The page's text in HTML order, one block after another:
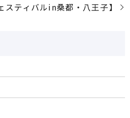
スティバルin桑都・八王子】